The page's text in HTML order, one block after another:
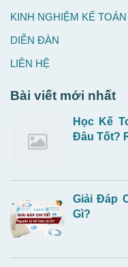
KINH NGHIỆM KẾ TOÁN
DIỄN ĐÀN
LIÊN HỆ
Bài viết mới nhất
Học Kế
Đâu Tốt?
Giải Đáp
Gì?